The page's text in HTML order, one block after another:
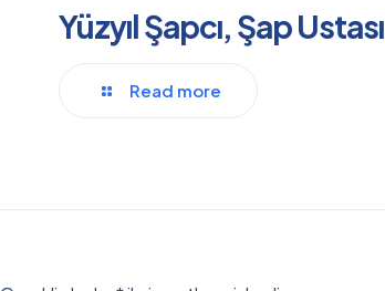
Yüzyıl Şapcı, Şap Ustası
Read more